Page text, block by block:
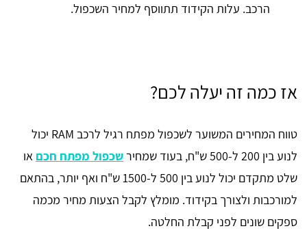
הרכב. עלות הקידוד תתווסף למחיר השכפול.
אז כמה זה יעלה לכם?
טווח המחירים המשוער לשכפול מפתח רגיל לרכב RAM יכול
לנוע בין 200 ל-500 ש"ח, בעוד שמחיר
שכפול מפתח חכם או
שלט מתקדם יכול לנוע בין 500 ל-1500 ש"ח ואף יותר, בהתאם
למורכבות ולצורך בקידוד. מומלץ לקבל הצעות מחיר מכמה
ספקים שונים לפני קבלת החלטה.